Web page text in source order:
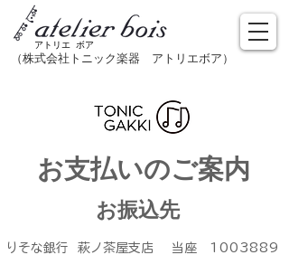
アトリエ ボア
（株式会社トニック楽器​ アトリエボア）
​お支払いのご案内
お振込先
りそな銀行 萩ノ茶屋支店 当座 1003889